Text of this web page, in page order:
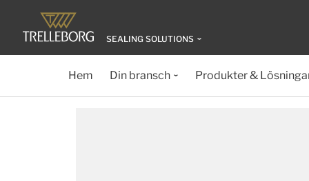
SEALING SOLUTIONS
Hem Din bransch Produkter &